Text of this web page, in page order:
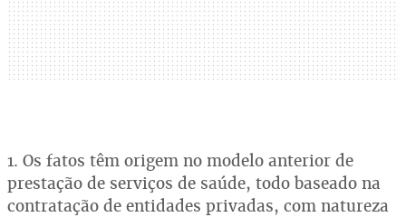
1. Os fatos têm origem no modelo anterior de
prestação de serviços de saúde, todo baseado na
contratação de entidades privadas, com natureza